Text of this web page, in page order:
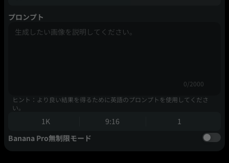
プロンプト
0/2000
ヒント：より良い結果を得るために英語のプロンプトを使用してくださ
い。
1K 9:16
1
Banana Pro無制限モード